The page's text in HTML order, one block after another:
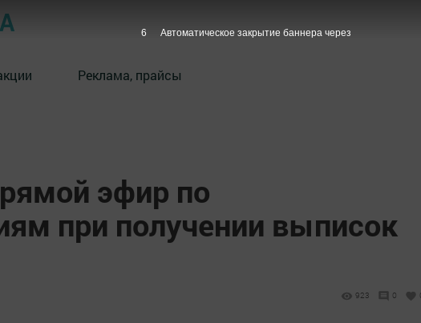
Реклама, прайсы
эфир по
при получении выписок
923 0
5 Автоматическое закрытие баннера через